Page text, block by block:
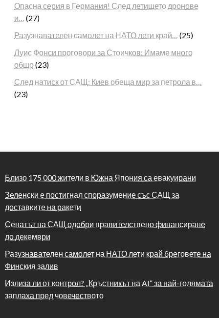
Опасна серия в Германия! След летището дронове
и… (27)
Разузнавателен самолет на НАТО лети край… (25)
Луис Фонси проговори за Стоичков: Имаме много
общо (23)
След натиск от САЩ: Киев обеща мир за петрола в…
(23)
Близо 175 000 жители в Южна Япония са евакуирани
Зеленски е постигнал споразумение със САЩ за
доставките на ракети
Сенатът на САЩ одобри правителствено финансиране
до декември
Разузнавателен самолет на НАТО лети край бреговете на
Финския залив
Излиза ли от контрол? „Кръстникът на AI“ за най-голямата
заплаха пред човечеството